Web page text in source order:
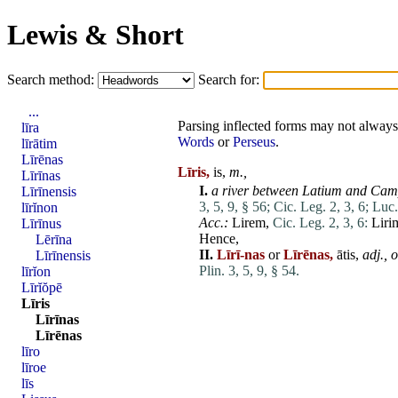
Lewis & Short
Search method: Search for:
Parsing inflected forms may not
Words orPerseus.
Līris, is, m.,
I. a river between Latium and
3, 5, 9, § 56; Cic. Leg. 2, 3, 6;
Acc.: Lirem, Cic. Leg. 2, 3, 6:
Hence,
II. Līrī-nas orLīrēnas, ātis, adj.,
Plin. 3, 5, 9, § 54.
...
līra
līrātim
Līrēnas
Līrīnas
Līrīnensis
līrĭnon
Līrīnus
Lērīna
Līrīnensis
līrĭon
Līrĭŏpē
Līris
Līrīnas
Līrēnas
līro
līroe
līs